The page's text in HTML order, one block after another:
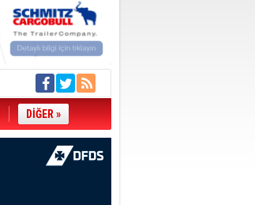
DİĞER »